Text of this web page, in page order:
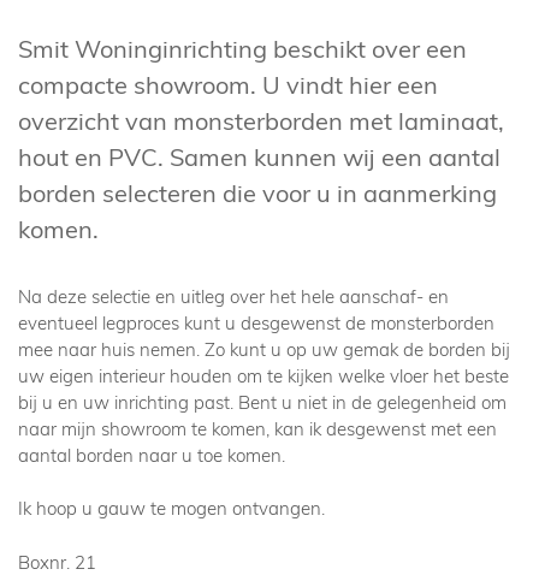
Smit Woninginrichting beschikt over een
compacte showroom. U vindt hier een
overzicht van monsterborden met laminaat,
hout en PVC. Samen kunnen wij een aantal
borden selecteren die voor u in aanmerking
komen.
Na deze selectie en uitleg over het hele aanschaf- en
eventueel legproces kunt u desgewenst de monsterborden
mee naar huis nemen. Zo kunt u op uw gemak de borden bij
uw eigen interieur houden om te kijken welke vloer het beste
bij u en uw inrichting past. Bent u niet in de gelegenheid om
naar mijn showroom te komen, kan ik desgewenst met een
aantal borden naar u toe komen.
Ik hoop u gauw te mogen ontvangen.
Boxnr. 21